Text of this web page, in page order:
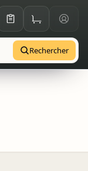
Rechercher